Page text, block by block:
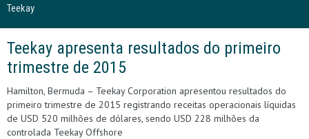
Teekay
Teekay apresenta resultados do primeiro
trimestre de 2015
Hamilton, Bermuda – Teekay Corporation apresentou resultados do
primeiro trimestre de 2015 registrando receitas operacionais líquidas
de USD 520 milhões de dólares, sendo USD 228 milhões da
controlada Teekay Offshore